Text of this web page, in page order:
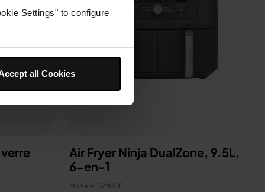
Settings" to configure
all Cookies
Air Fryer Ninja DualZone, 9.5L,
6-en-1
Modèle: DZ400EU